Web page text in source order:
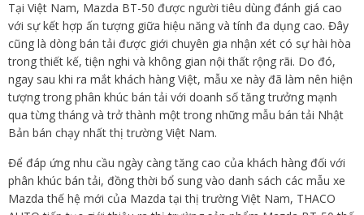
Tại Việt Nam, Mazda BT-50 được người tiêu dùng đánh giá cao
với sự kết hợp ấn tượng giữa hiệu năng và tính đa dụng cao. Đây
cũng là dòng bán tải được giới chuyên gia nhận xét có sự hài hòa
trong thiết kế, tiện nghi và không gian nội thất rộng rãi. Do đó,
ngay sau khi ra mắt khách hàng Việt, mẫu xe này đã làm nên hiện
tượng trong phân khúc bán tải với doanh số tăng trưởng mạnh
qua từng tháng và trở thành một trong những mẫu bán tải Nhật
Bản bán chạy nhất thị trường Việt Nam.
Để đáp ứng nhu cầu ngày càng tăng cao của khách hàng đối với
phân khúc bán tải, đồng thời bổ sung vào danh sách các mẫu xe
Mazda thế hệ mới của Mazda tại thị trường Việt Nam, THACO